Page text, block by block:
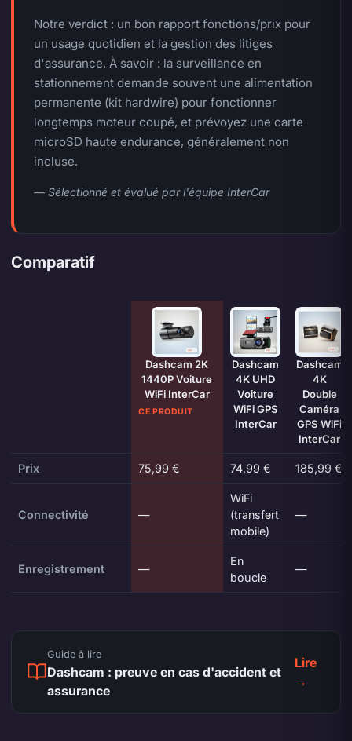
Notre verdict : un bon rapport fonctions/prix pour
un usage quotidien et la gestion des litiges
d'assurance. À savoir : la surveillance en
stationnement demande souvent une alimentation
permanente (kit hardwire) pour fonctionner
longtemps moteur coupé, et prévoyez une carte
microSD haute endurance, généralement non
incluse.
— Sélectionné et évalué par l'équipe InterCar
Comparatif
Dashcam 2K
1440P Voiture
WiFi InterCar
CE PRODUIT
Dashcam
4K UHD
Voiture
WiFi GPS
InterCar
Dashcam
4K
Double
Caméra
GPS WiFi
InterCar
Prix 75,99 € 74,99 € 185,99 €
Connectivité —
WiFi
(transfert
mobile)
—
Enregistrement —
En
boucle
—
Guide à lire
Dashcam : preuve en cas d'accident et
assurance
Lire
→